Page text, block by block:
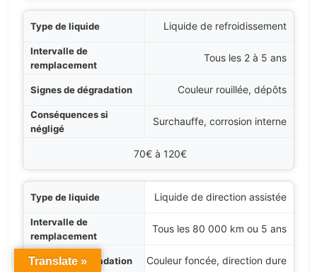
Liquide de refroidissement
Tous les 2 à 5 ans
Couleur rouillée, dépôts
Surchauffe, corrosion interne
70€ à 120€
Liquide de direction assistée
Tous les 80 000 km ou 5 ans
Couleur foncée, direction dure
Translate »